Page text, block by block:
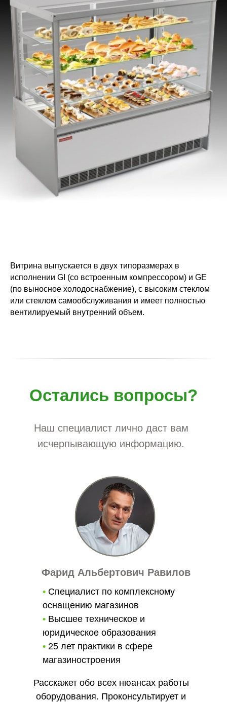
Витрина выпускается в двух типоразмерах в
исполнении GI (со встроенным компрессором) и GE
(по выносное холодоснабжение), с высоким стеклом
или стеклом самообслуживания и имеет полностью
вентилируемый внутренний объем.
Фарид Альбертович Равилов
• Специалист по комплексному
оснащению магазинов
• Высшее техническое и
юридическое образования
• 25 лет практики в сфере
магазиностроения
Остались вопросы?
Наш специалист лично даст вам
исчерпывающую информацию.
Расскажет обо всех нюансах работы
оборудования. Проконсультирует и